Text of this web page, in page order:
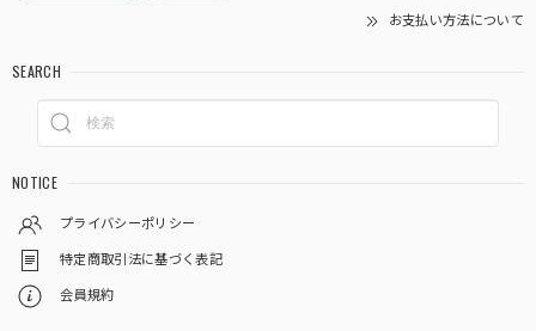
お支払い方法について
SEARCH
NOTICE
プライバシーポリシー
特定商取引法に基づく表記
会員規約